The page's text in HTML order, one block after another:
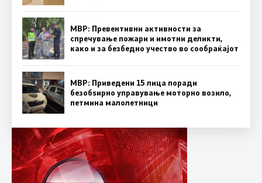
МВР: Превентивни активности за
спречување пожари и имотни деликти,
како и за безбедно учество во сообраќајот
МВР: Приведени 15 лица поради
безобѕирно управување моторно возило,
петмина малолетници